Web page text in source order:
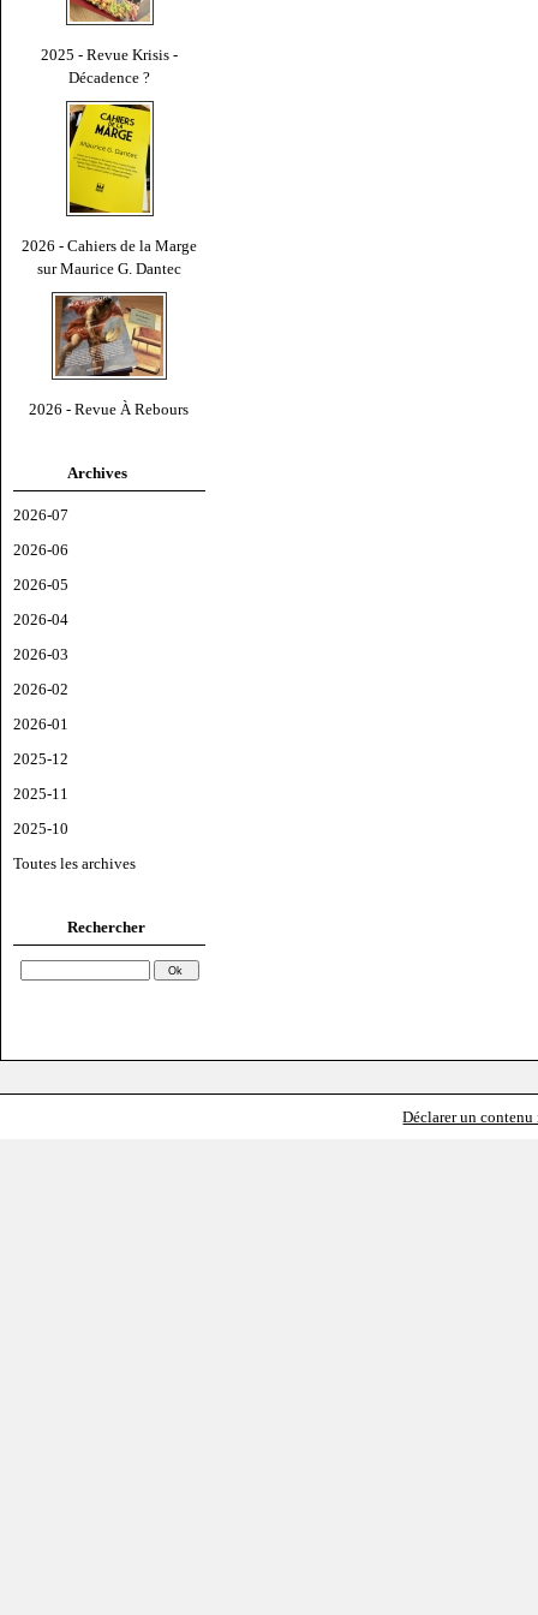
2025 - Revue Krisis -
Décadence ?
2026 - Cahiers de la Marge
sur Maurice G. Dantec
2026 - Revue À Rebours
Archives
2026-07
2026-06
2026-05
2026-04
2026-03
2026-02
2026-01
2025-12
2025-11
2025-10
Toutes les archives
Rechercher
Déclarer un